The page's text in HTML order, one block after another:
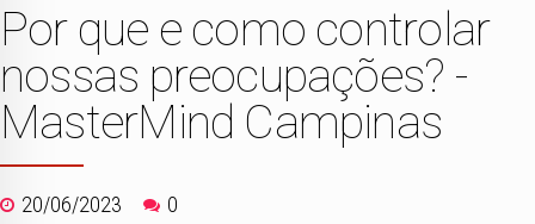
Por que e como controlar
nossas preocupações? -
MasterMind Campinas
20/06/2023 0